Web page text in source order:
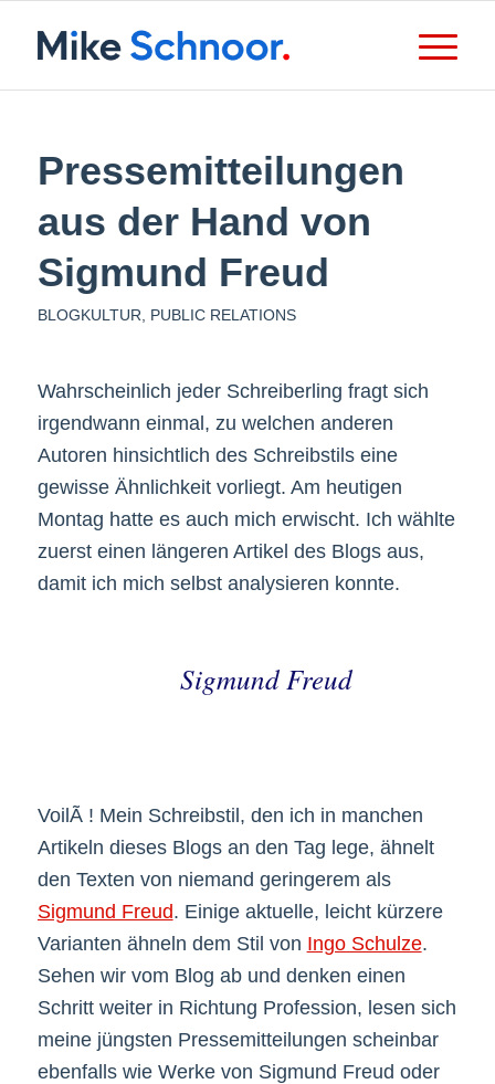
Pressemitteilungen
aus der Hand von
Sigmund Freud
BLOGKULTUR PUBLIC RELATIONS
Wahrscheinlich jeder Schreiberling fragt sich
irgendwann einmal, zu welchen anderen
Autoren hinsichtlich des Schreibstils eine
gewisse Ähnlichkeit vorliegt. Am heutigen
Montag hatte es auch mich erwischt. Ich wählte
zuerst einen längeren Artikel des Blogs aus,
damit ich mich selbst analysieren konnte.
Sigmund Freud
VoilÃ ! Mein Schreibstil, den ich in manchen
Artikeln dieses Blogs an den Tag lege, ähnelt
den Texten von niemand geringerem als
Sigmund Freud. Einige aktuelle, leicht kürzere
Varianten ähneln dem Stil von Ingo Schulze.
Sehen wir vom Blog ab und denken einen
Schritt weiter in Richtung Profession, lesen sich
meine jüngsten Pressemitteilungen scheinbar
ebenfalls wie Werke von Sigmund Freud oder